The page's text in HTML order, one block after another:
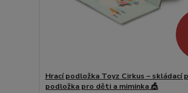
Hrací podložka Toyz Cirkus – skládací
podložka pro děti a miminka 🎪